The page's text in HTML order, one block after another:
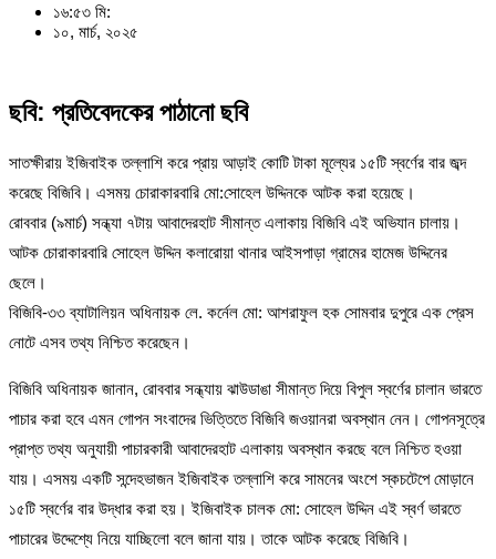
১৬:৫৩ মি:
১০, মার্চ, ২০২৫
ছবি: প্রতিবেদকের পাঠানো ছবি
সাতক্ষীরায় ইজিবাইক তল্লাশি করে প্রায় আড়াই কোটি টাকা মূল্যের ১৫টি স্বর্ণের বার জব্দ
করেছে বিজিবি। এসময় চোরাকারবারি মো:সোহেল উদ্দিনকে আটক করা হয়েছে।
রোববার (৯মার্চ) সন্ধ্যা ৭টায় আবাদেরহাট সীমান্ত এলাকায় বিজিবি এই অভিযান চালায়।
আটক চোরাকারবারি সোহেল উদ্দিন কলারোয়া থানার আইসপাড়া গ্রামের হামেজ উদ্দিনের
ছেলে।
বিজিবি-৩৩ ব্যাটালিয়ন অধিনায়ক লে. কর্নেল মো: আশরাফুল হক সোমবার দুপুরে এক প্রেস
নোটে এসব তথ্য নিশ্চিত করেছেন।
বিজিবি অধিনায়ক জানান, রোববার সন্ধ্যায় ঝাউডাঙা সীমান্ত দিয়ে বিপুল স্বর্ণের চালান ভারতে
পাচার করা হবে এমন গোপন সংবাদের ভিত্তিতে বিজিবি জওয়ানরা অবস্থান নেন। গোপনসূত্রে
প্রাপ্ত তথ্য অনুযায়ী পাচারকারী আবাদেরহাট এলাকায় অবস্থান করছে বলে নিশ্চিত হওয়া
যায়। এসময় একটি সন্দেহভাজন ইজিবাইক তল্লাশি করে সামনের অংশে স্কচটেপে মোড়ানে
১৫টি স্বর্ণের বার উদ্ধার করা হয়। ইজিবাইক চালক মো: সোহেল উদ্দিন এই স্বর্ণ ভারতে
পাচারের উদ্দেশ্যে নিয়ে যাচ্ছিলো বলে জানা যায়। তাকে আটক করেছে বিজিবি।